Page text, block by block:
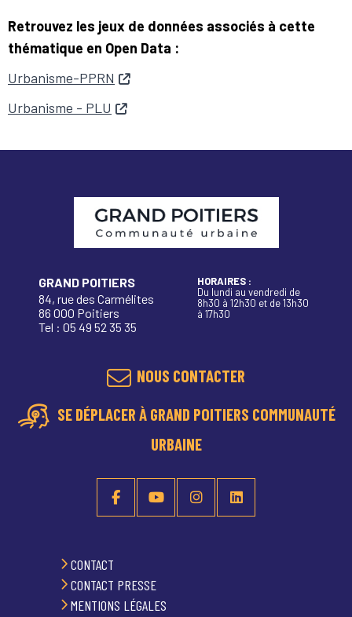
Retrouvez les jeux de données associés à cette
thématique en Open Data :
Urbanisme-PPRN
Urbanisme - PLU
GRAND POITIERS
84, rue des Carmélites
86 000 Poitiers
Tel : 05 49 52 35 35
HORAIRES :
Du lundi au vendredi de
8h30 à 12h30 et de 13h30
à 17h30
NOUS CONTACTER
SE DÉPLACER À GRAND POITIERS COMMUNAUTÉ
URBAINE
CONTACT
CONTACT PRESSE
MENTIONS LÉGALES